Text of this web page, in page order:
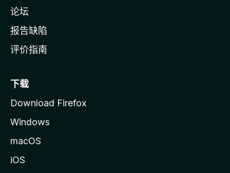
论坛
报告缺陷
评价指南
下载
Download Firefox
Windows
macOS
iOS